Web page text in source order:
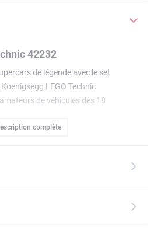
42232
de légende avec le set
LEGO Technic
de véhicules dès 18
le coffre pour activer
et les suspensions
incluent les prises d'air et
Ce kit d'ingénierie est
complète